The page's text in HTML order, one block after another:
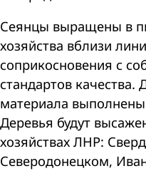
Сеянцы выращены в
хозяйства вблизи
соприкосновения с
стандартов качества.
материала
Деревья будут
хозяйствах ЛНР:
Северодонецком,